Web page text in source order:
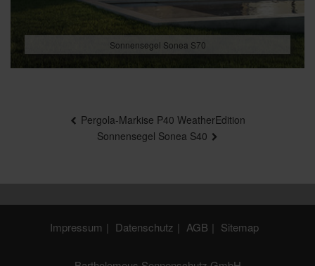
Sonnensegel Sonea S70
Pergola-Markise P40 WeatherEdition
Sonnensegel Sonea S40
Impressum Datenschutz AGB Sitemap